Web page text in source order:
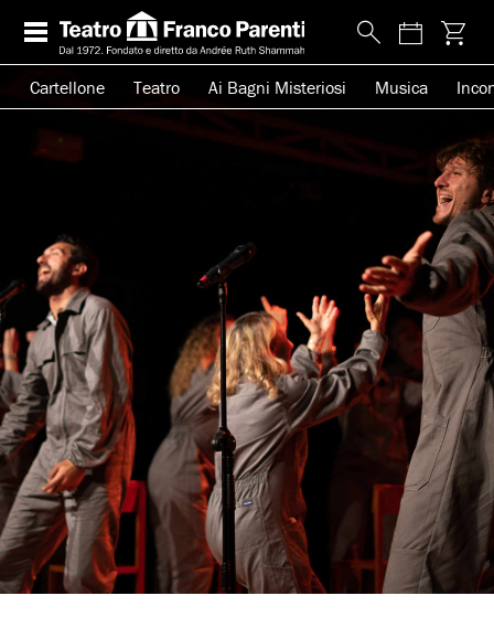
Cartellone Teatro Ai Bagni Misteriosi Musica